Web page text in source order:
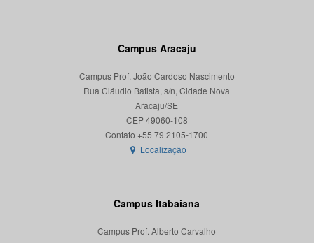
Campus Aracaju
Campus Prof. João Cardoso Nascimento
Rua Cláudio Batista, s/n, Cidade Nova
Aracaju/SE
CEP 49060-108
Localização
Campus Itabaiana
Campus Prof. Alberto Carvalho